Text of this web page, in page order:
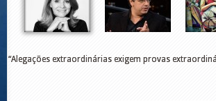
“Alegações extraordinárias exigem provas